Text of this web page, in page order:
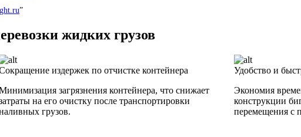
”
жидких грузов
издержек по отчистке контейнера
загрязнения контейнера, что снижает
на его очистку после транспортировки
грузов.
Удобство и
Экономия
конструкции
перемещения с